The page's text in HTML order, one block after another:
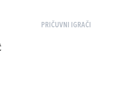
PRIČUVNI IGRAČI